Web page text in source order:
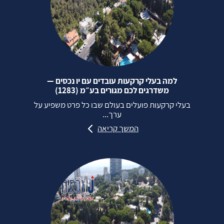
למה בעלי קרקעות עובדים עם יו נכסים —
משדרגים לכם מגורים בע״מ (1283)
בעלי קרקעות פועלים בעולם שבו כל פרט משפיע על
ערך...
המשך קריאה